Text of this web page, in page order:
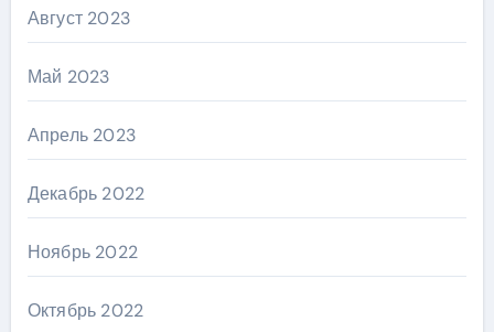
Август 2023
Май 2023
Апрель 2023
Декабрь 2022
Ноябрь 2022
Октябрь 2022